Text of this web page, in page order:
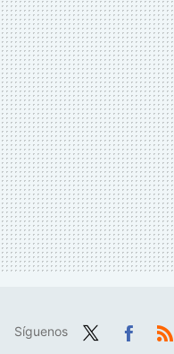
Síguenos